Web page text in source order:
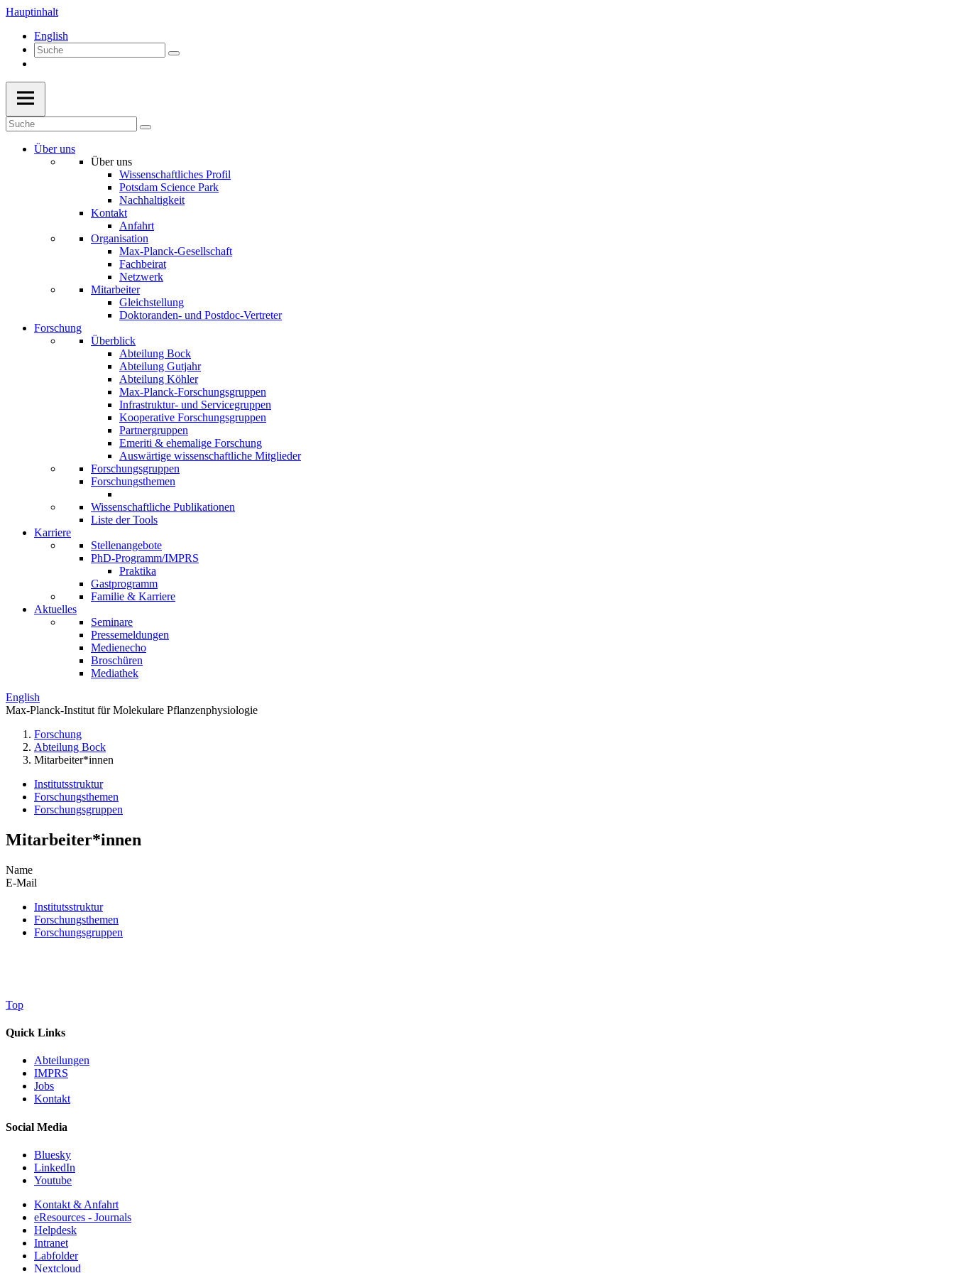
Hauptinhalt
English
Über uns
Über uns
Wissenschaftliches Profil
Potsdam Science Park
Nachhaltigkeit
Kontakt
Anfahrt
Organisation
Max-Planck-Gesellschaft
Fachbeirat
Netzwerk
Mitarbeiter
Gleichstellung
Doktoranden- und Postdoc-Vertreter
Forschung
Überblick
Abteilung Bock
Abteilung Gutjahr
Abteilung Köhler
Max-Planck-Forschungsgruppen
Infrastruktur- und Servicegruppen
Kooperative Forschungsgruppen
Partnergruppen
Emeriti & ehemalige Forschung
Auswärtige wissenschaftliche Mitglieder
Forschungsgruppen
Forschungsthemen
Wissenschaftliche Publikationen
Liste der Tools
Karriere
Stellenangebote
PhD-Programm/IMPRS
Praktika
Gastprogramm
Familie & Karriere
Aktuelles
Seminare
Pressemeldungen
Medienecho
Broschüren
Mediathek
English
Max-Planck-Institut für Molekulare Pflanzenphysiologie
Forschung
Abteilung Bock
Mitarbeiter*innen
Institutsstruktur
Forschungsthemen
Forschungsgruppen
Mitarbeiter*innen
Name
E-Mail
Institutsstruktur
Forschungsthemen
Forschungsgruppen
Top
Quick Links
Abteilungen
IMPRS
Jobs
Kontakt
Social Media
Bluesky
LinkedIn
Youtube
Kontakt & Anfahrt
eResources - Journals
Helpdesk
Intranet
Labfolder
Nextcloud